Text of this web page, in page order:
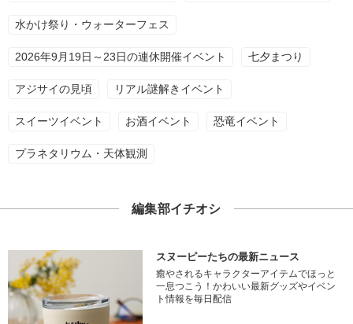
水かけ祭り・ウォーターフェス
2026年9月19日～23日の連休開催イベント 七夕まつり
アジサイの見頃 リアル謎解きイベント
スイーツイベント お酒イベント 恐竜イベント
プラネタリウム・天体観測
編集部イチオシ
スヌーピーたちの最新ニュース
癒やされるキャラクターアイテムでほっと
一息つこう！かわいい最新グッズやイベン
ト情報を毎日配信